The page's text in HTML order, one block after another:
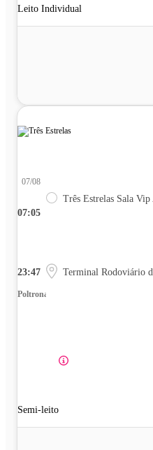
Leito Individual
07:05
07/08
Três Estrelas Sala
23:47 Terminal Rodoviário
Poltrona
Semi-leito